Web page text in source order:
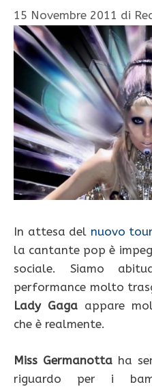
15 Novembre 2011 di
In attesa del nuovo
la cantante pop è
sociale. Siamo
performance molto
Lady Gaga appare
che è realmente.
Miss Germanotta ha
riguardo per i